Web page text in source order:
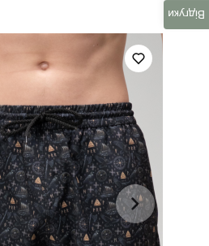
україна
Відгуки